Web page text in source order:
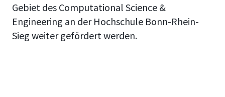
Gebiet des Computational Science &
Engineering an der Hochschule Bonn-Rhein-
Sieg weiter gefördert werden.